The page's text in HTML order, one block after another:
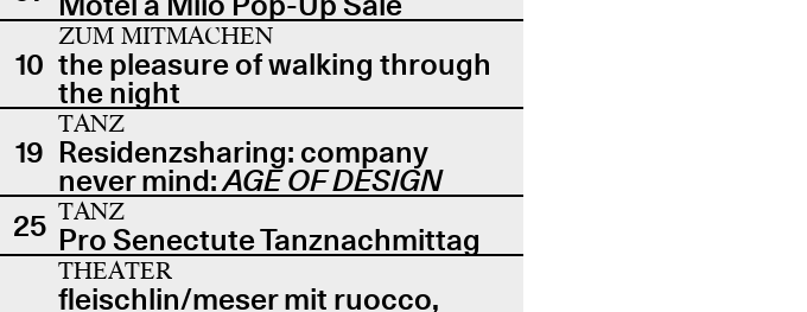
10
ZUM MITMACHEN
the pleasure of walking through
the night
19
TANZ
Residenzsharing: company
never mind:AGE OF DESIGN
25 TANZ
Pro Senectute Tanznachmittag
THEATER
fleischlin/meser mit ruocco,